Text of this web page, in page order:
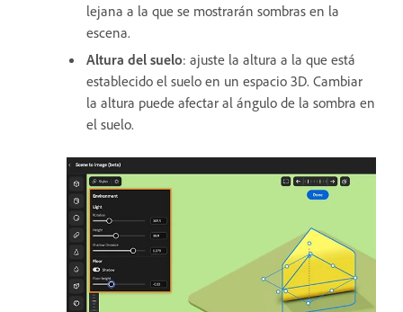
lejana a la que se mostrarán sombras en la
escena.
Altura del suelo: ajuste la altura a la que está
establecido el suelo en un espacio 3D. Cambiar
la altura puede afectar al ángulo de la sombra en
el suelo.